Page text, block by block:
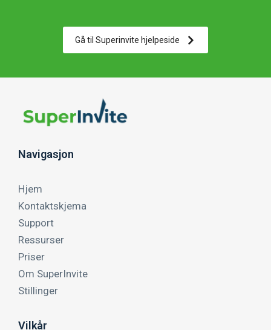
Gå til Superinvite hjelpeside
Navigasjon
Hjem
Kontaktskjema
Support
Ressurser
Priser
Om SuperInvite
Stillinger
Vilkår